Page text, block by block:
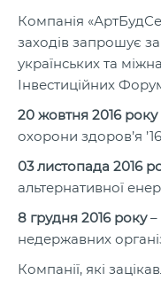
Компанія
заходів запрошує
українських та
Інвестиційних
20 жовтня 2016 року
охорони здоров’я
03 листопада 2016
альтернативної
8 грудня 2016 року–
недержавних
Компанії, які